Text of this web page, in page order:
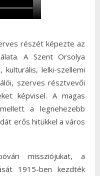
részét képezte az
A Szent Orsolya
lelki-szellemi
szerves résztvevői
képvisel. A magas
a legnehezebb
erős hitükkel a város
missziójukat, a
1915-ben kezdték